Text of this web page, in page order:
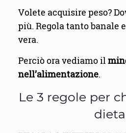
Volete acquisire peso?
più. Regola tanto banale
vera.
Perciò ora vediamo il
nell’alimentazione.
Le 3 regole per
dieta